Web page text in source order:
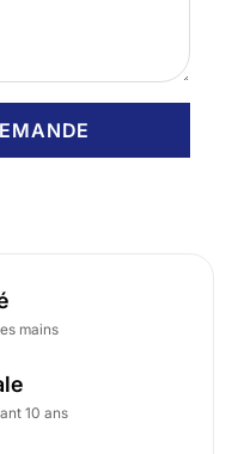
mains
10 ans